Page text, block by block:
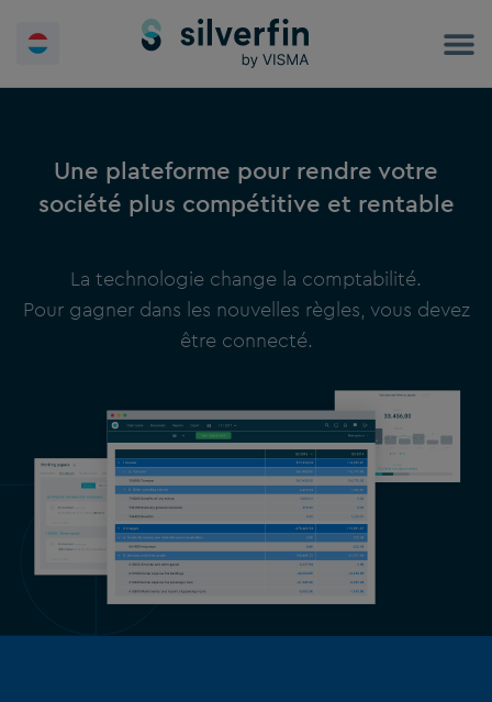
Une plateforme pour rendre votre
société plus compétitive et rentable
La technologie change la comptabilité.
Pour gagner dans les nouvelles règles, vous devez
être connecté.